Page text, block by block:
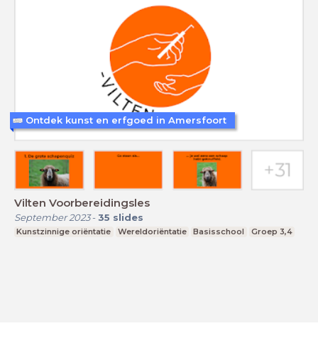
Vilten Voorbereidingsles
September 2023- 35 slides
Kunstzinnige oriëntatie Wereldoriëntatie Basisschool Groep 3,4
Ontdek kunst en erfgoed in Amersfoort